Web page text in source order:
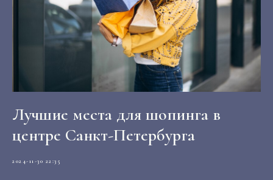
Лучшие места для шопинга в
центре Санкт-Петербурга
2024-11-30 22:35